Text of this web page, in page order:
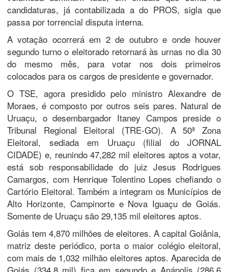
candidaturas, já contabilizada a do PROS, sigla que
passa por torrencial disputa interna.
A votação ocorrerá em 2 de outubro e onde houver
segundo turno o eleitorado retornará às urnas no dia 30
do mesmo mês, para votar nos dois primeiros
colocados para os cargos de presidente e governador.
O TSE, agora presidido pelo ministro Alexandre de
Moraes, é composto por outros seis pares. Natural de
Uruaçu, o desembargador Itaney Campos preside o
Tribunal Regional Eleitoral (TRE-GO). A 50ª Zona
Eleitoral, sediada em Uruaçu (filial do JORNAL
CIDADE) e, reunindo 47,282 mil eleitores aptos a votar,
está sob responsabilidade do juiz Jesus Rodrigues
Camargos, com Henrique Tolentino Lopes chefiando o
Cartório Eleitoral. Também a integram os Municípios de
Alto Horizonte, Campinorte e Nova Iguaçu de Goiás.
Somente de Uruaçu são 29,135 mil eleitores aptos.
Goiás tem 4,870 milhões de eleitores. A capital Goiânia,
matriz deste periódico, porta o maior colégio eleitoral,
com mais de 1,032 milhão eleitores aptos. Aparecida de